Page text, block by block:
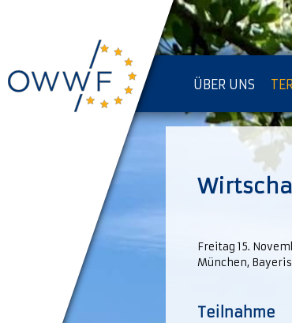
ÜBER UNS
IMPRESSUM
Freitag 15.
München,
Teilnahme